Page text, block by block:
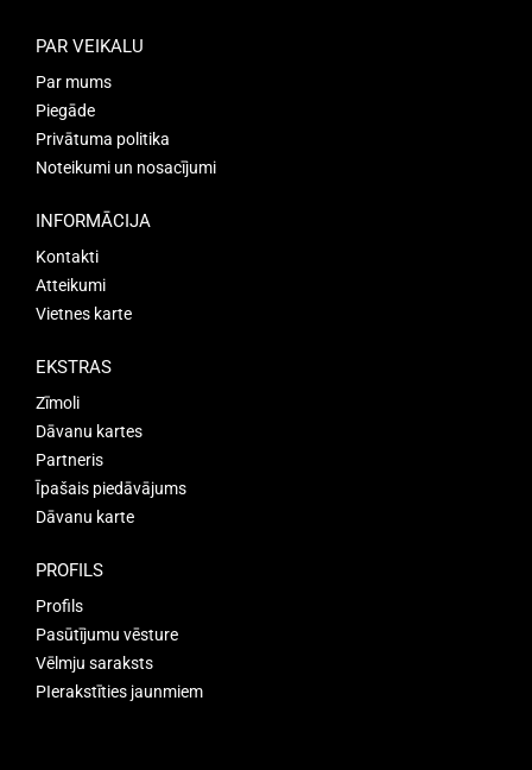
PAR VEIKALU
Par mums
Piegāde
Privātuma politika
Noteikumi un nosacījumi
INFORMĀCIJA
Kontakti
Atteikumi
Vietnes karte
EKSTRAS
Zīmoli
Dāvanu kartes
Partneris
Īpašais piedāvājums
Dāvanu karte
PROFILS
Profils
Pasūtījumu vēsture
Vēlmju saraksts
PIerakstīties jaunmiem